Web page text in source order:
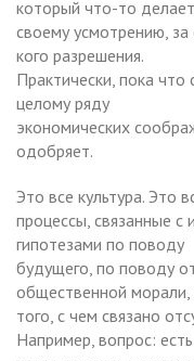
который что-то
своему усмотрению, за
кого разрешения.
Практически, пока что
целому ряду
экономических
одобряет.
Это все культура. Это
процессы, связанные с
гипотезами по поводу
будущего, по поводу
общественной
того, с чем связано
Например, вопрос: